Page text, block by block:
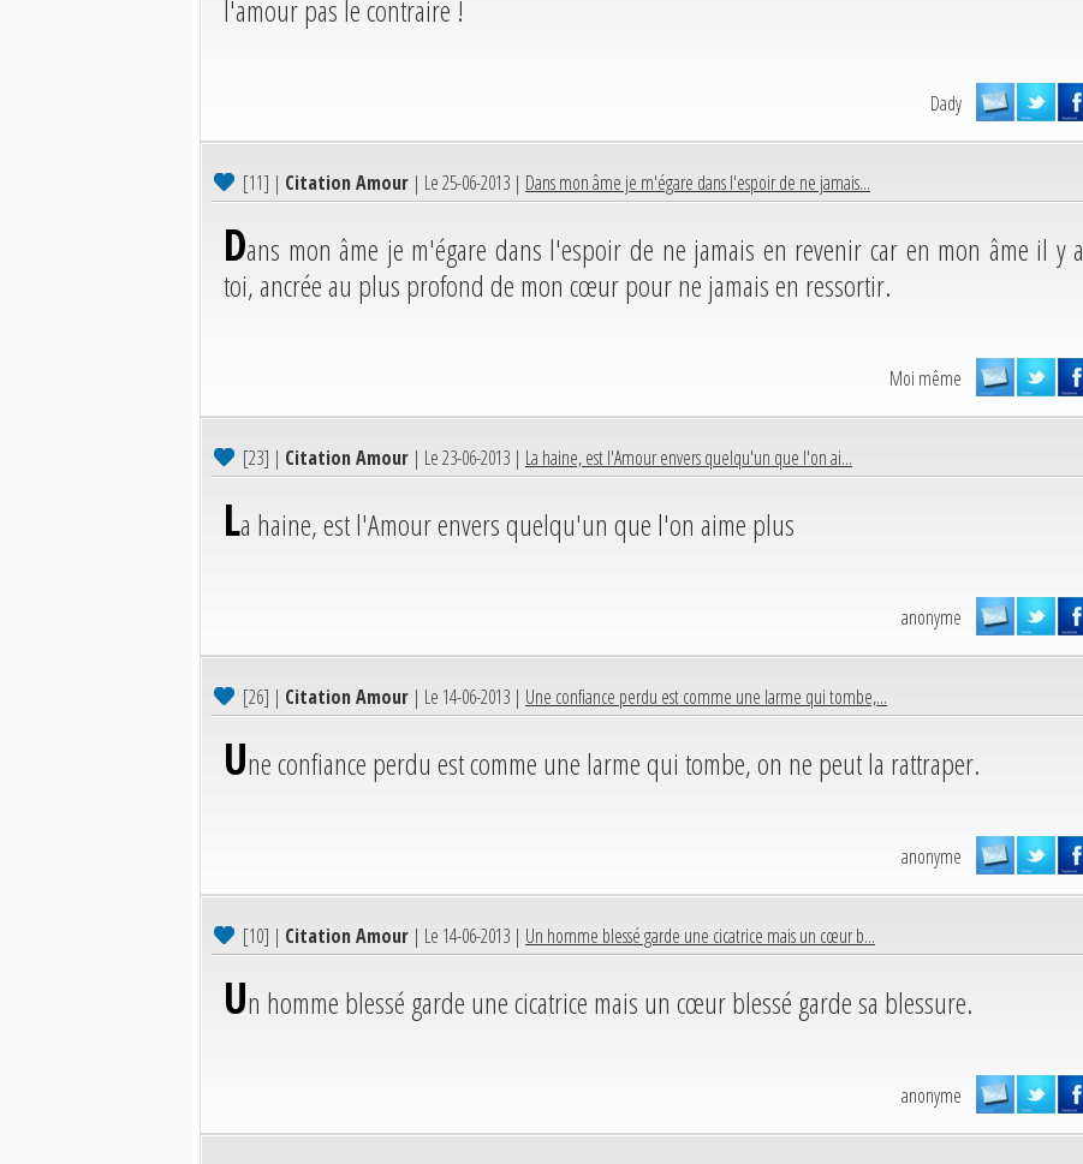
l'amour pas le contraire !
Dady
[11] | Citation Amour | Le 25-06-2013 | Dans mon âme je m'égare dans l'espoir de ne jamais...
Dans mon âme je m'égare dans l'espoir de ne jamais en revenir car en mon âme il y a
toi, ancrée au plus profond de mon cœur pour ne jamais en ressortir.
Moi même
[23] | Citation Amour | Le 23-06-2013 | La haine, est l'Amour envers quelqu'un que l'on ai...
La haine, est l'Amour envers quelqu'un que l'on aime plus
anonyme
[26] | Citation Amour | Le 14-06-2013 | Une confiance perdu est comme une larme qui tombe,...
Une confiance perdu est comme une larme qui tombe, on ne peut la rattraper.
anonyme
[10] | Citation Amour | Le 14-06-2013 | Un homme blessé garde une cicatrice mais un cœur b...
Un homme blessé garde une cicatrice mais un cœur blessé garde sa blessure.
anonyme